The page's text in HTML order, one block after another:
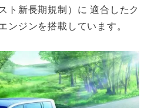
ト新長期規制）に 適合したク
ンジンを搭載しています。